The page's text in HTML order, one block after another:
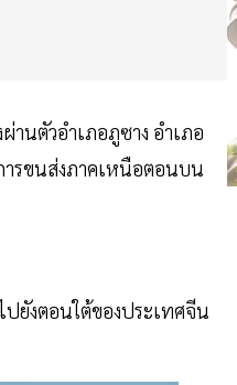
านตัวอำเภอภูซาง อำเภอ
ารขนส่งภาคเหนือตอนบน
ปยังตอนใต้ของประเทศจีน